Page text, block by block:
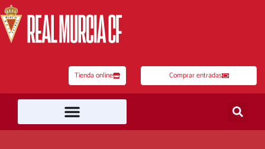
al
contenido
Tienda online Comprar entradas